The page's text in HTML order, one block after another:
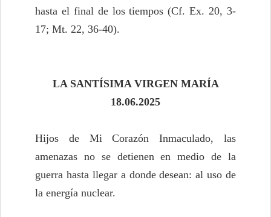
hasta el final de los tiempos (Cf. Ex. 20, 3-
17; Mt. 22, 36-40).
LA SANTÍSIMA VIRGEN MARÍA
18.06.2025
Hijos de Mi Corazón Inmaculado, las
amenazas no se detienen en medio de la
guerra hasta llegar a donde desean: al uso de
la energía nuclear.